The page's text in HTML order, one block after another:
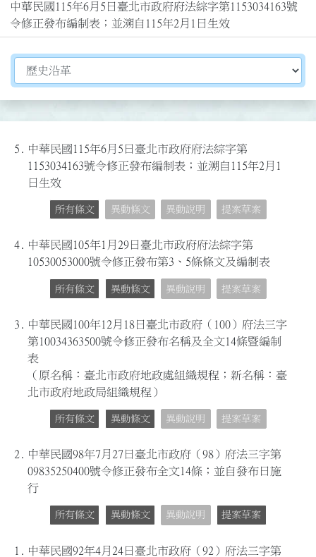
中華民國115年6月5日臺北市政府府法綜字第1153034163號
令修正發布編制表；並溯自115年2月1日生效
切換選擇法規資訊內容
5.
中華民國115年6月5日臺北市政府府法綜字第
1153034163號令修正發布編制表；並溯自115年2月1
日生效
所有條文 異動條文 異動說明 提案草案
4. 中華民國105年1月29日臺北市政府府法綜字第
10530053000號令修正發布第3、5條條文及編制表
所有條文 異動條文 異動說明 提案草案
3.
中華民國100年12月18日臺北市政府（100）府法三字
第10034363500號令修正發布名稱及全文14條暨編制
表
（原名稱：臺北市政府地政處組織規程；新名稱：臺
北市政府地政局組織規程）
所有條文 異動條文 異動說明 提案草案
2. 中華民國98年7月27日臺北市政府（98）府法三字第
09835250400號令修正發布全文14條；並自發布日施
行
所有條文 異動條文 異動說明 提案草案
1.
中華民國92年4月24日臺北市政府（92）府法三字第